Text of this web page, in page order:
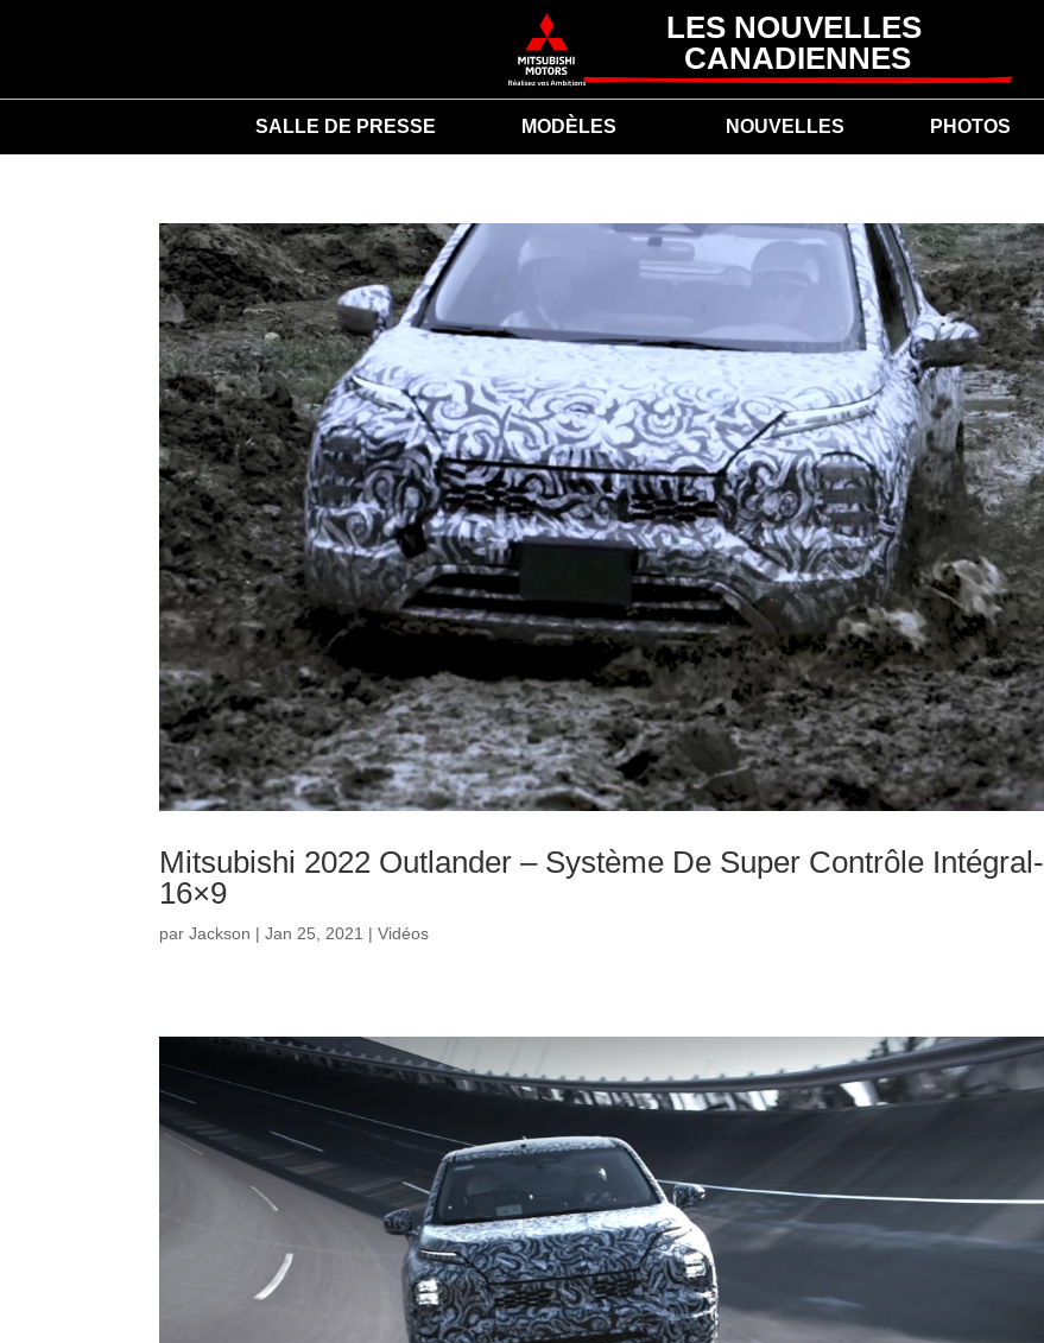
LES NOUVELLES
CANADIENNES
SALLE DE PRESSE MODÈLES NOUVELLES PHOTOS
Mitsubishi 2022 Outlander – Système De Super Contrôle Intégral-
16×9
parJackson |Jan 25, 2021 |Vidéos